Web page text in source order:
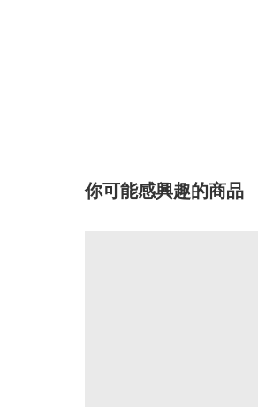
你可能感興趣的商品